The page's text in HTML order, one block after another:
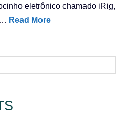
eletrônico chamado iRig,
Read More